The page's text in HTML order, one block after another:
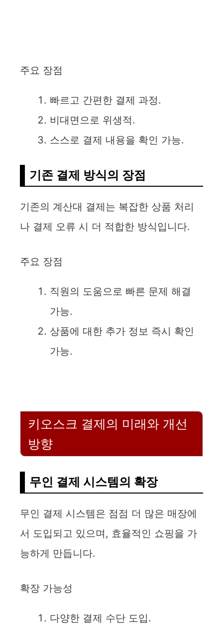
주요 장점
빠르고 간편한 결제 과정.
비대면으로 위생적.
스스로 결제 내용을 확인 가능.
기존 결제 방식의 장점
기존의 계산대 결제는 복잡한 상품 처리
나 결제 오류 시 더 적합한 방식입니다.
주요 장점
직원의 도움으로 빠른 문제 해결
가능.
상품에 대한 추가 정보 즉시 확인
가능.
키오스크 결제의 미래와 개선
방향
무인 결제 시스템의 확장
무인 결제 시스템은 점점 더 많은 매장에
서 도입되고 있으며, 효율적인 쇼핑을 가
능하게 만듭니다.
확장 가능성
다양한 결제 수단 도입.